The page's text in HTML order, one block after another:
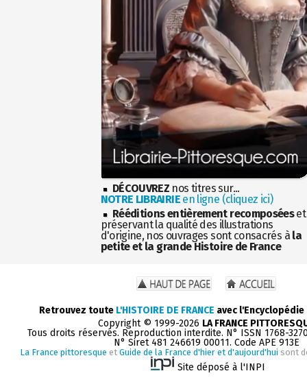
DÉCOUVREZ nos titres sur...
NOTRE LIBRAIRIEen ligne (cliquez ici)
Rééditions entièrement recomposéeset
préservant la qualité des illustrations
d'origine, nos ouvrages sont consacrés à la
petite et la grande Histoire de France
Retrouvez toute L'HISTOIRE DE FRANCE avec
Copyright © 1999-2026 LA FRANCE
Tous droits réservés. Reproduction interdite. N° ISSN 1768-
N° Siret 481 246619 00011. Code APE 913E
La France pittoresque et Guide de la France d'hier et d'aujourd'hui sont
Site déposé à l'INPI